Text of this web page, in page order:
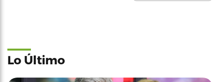
Lo Último